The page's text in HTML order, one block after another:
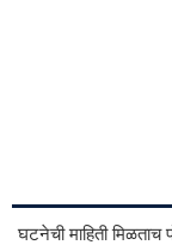
घटनेची माहिती